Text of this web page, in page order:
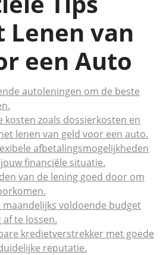
Lenen van
een Auto
autoleningen om de beste
kosten zoals dossierkosten en
lenen van geld voor een auto.
afbetalingsmogelijkheden
financiële situatie.
van de lening goed door om
voldoende budget
te lossen.
kredietverstrekker met goede
reputatie.